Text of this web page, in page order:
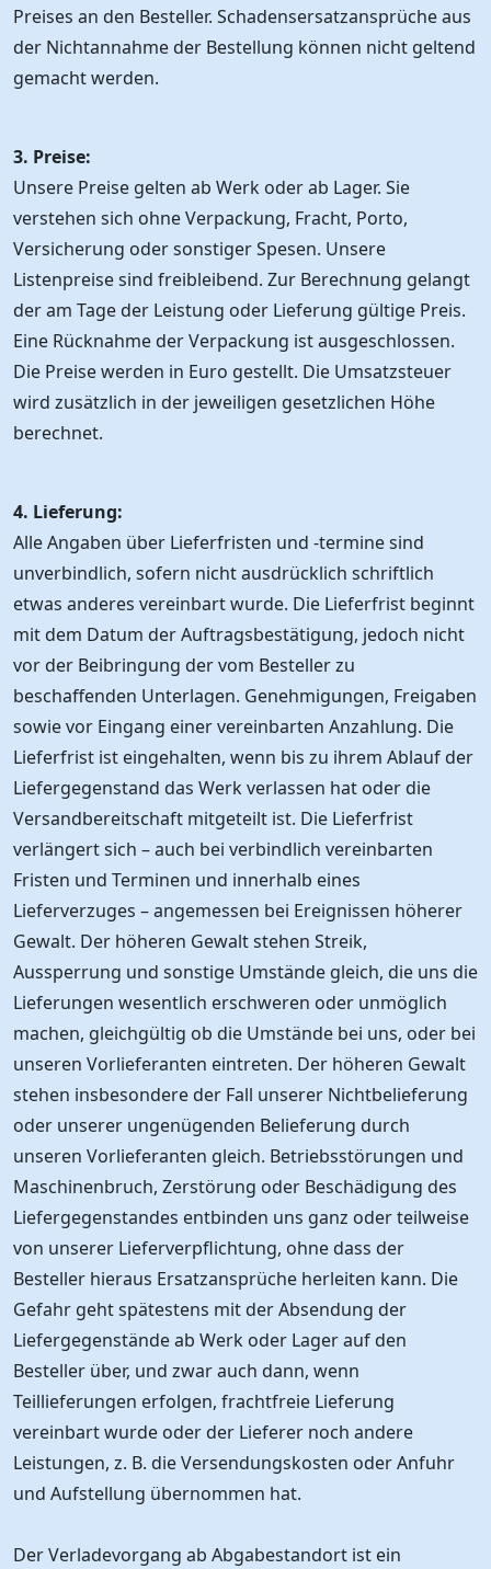
Preises an den Besteller. Schadensersatzansprüche aus
der Nichtannahme der Bestellung können nicht geltend
gemacht werden.
3. Preise:
Unsere Preise gelten ab Werk oder ab Lager. Sie
verstehen sich ohne Verpackung, Fracht, Porto,
Versicherung oder sonstiger Spesen. Unsere
Listenpreise sind freibleibend. Zur Berechnung gelangt
der am Tage der Leistung oder Lieferung gültige Preis.
Eine Rücknahme der Verpackung ist ausgeschlossen.
Die Preise werden in Euro gestellt. Die Umsatzsteuer
wird zusätzlich in der jeweiligen gesetzlichen Höhe
berechnet.
4. Lieferung:
Alle Angaben über Lieferfristen und -termine sind
unverbindlich, sofern nicht ausdrücklich schriftlich
etwas anderes vereinbart wurde. Die Lieferfrist beginnt
mit dem Datum der Auftragsbestätigung, jedoch nicht
vor der Beibringung der vom Besteller zu
beschaffenden Unterlagen. Genehmigungen, Freigaben
sowie vor Eingang einer vereinbarten Anzahlung. Die
Lieferfrist ist eingehalten, wenn bis zu ihrem Ablauf der
Liefergegenstand das Werk verlassen hat oder die
Versandbereitschaft mitgeteilt ist. Die Lieferfrist
verlängert sich – auch bei verbindlich vereinbarten
Fristen und Terminen und innerhalb eines
Lieferverzuges – angemessen bei Ereignissen höherer
Gewalt. Der höheren Gewalt stehen Streik,
Aussperrung und sonstige Umstände gleich, die uns die
Lieferungen wesentlich erschweren oder unmöglich
machen, gleichgültig ob die Umstände bei uns, oder bei
unseren Vorlieferanten eintreten. Der höheren Gewalt
stehen insbesondere der Fall unserer Nichtbelieferung
oder unserer ungenügenden Belieferung durch
unseren Vorlieferanten gleich. Betriebsstörungen und
Maschinenbruch, Zerstörung oder Beschädigung des
Liefergegenstandes entbinden uns ganz oder teilweise
von unserer Lieferverpflichtung, ohne dass der
Besteller hieraus Ersatzansprüche herleiten kann. Die
Gefahr geht spätestens mit der Absendung der
Liefergegenstände ab Werk oder Lager auf den
Besteller über, und zwar auch dann, wenn
Teillieferungen erfolgen, frachtfreie Lieferung
vereinbart wurde oder der Lieferer noch andere
Leistungen, z. B. die Versendungskosten oder Anfuhr
und Aufstellung übernommen hat.
Der Verladevorgang ab Abgabestandort ist ein